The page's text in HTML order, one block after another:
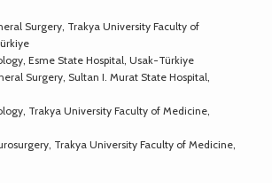
Surgery, Trakya University Faculty of
Esme State Hospital, Usak-Türkiye
Surgery, Sultan I. Murat State Hospital,
Trakya University Faculty of Medicine,
Trakya University Faculty of Medicine,